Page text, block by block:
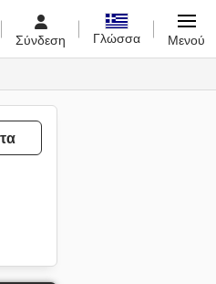
Σύνδεση Γλώσσα Μενού